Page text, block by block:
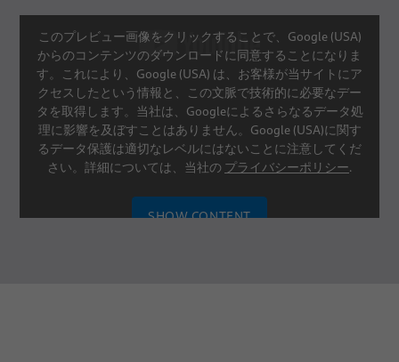
このプレビュー画像をクリックすることで、Google (USA)
からのコンテンツのダウンロードに同意することになりま
す。これにより、Google (USA) は、お客様が当サイトにア
クセスしたという情報と、この文脈で技術的に必要なデー
タを取得します。当社は、Googleによるさらなるデータ処
理に影響を及ぼすことはありません。Google (USA)に関す
るデータ保護は適切なレベルにはないことに注意してくだ
さい。詳細については、当社の プライバシーポリシー.
SHOW CONTENT